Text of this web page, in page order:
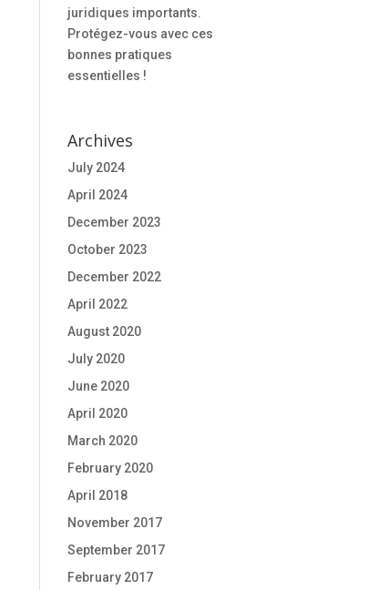
juridiques importants.
Protégez-vous avec ces
bonnes pratiques
essentielles !
Archives
July 2024
April 2024
December 2023
October 2023
December 2022
April 2022
August 2020
July 2020
June 2020
April 2020
March 2020
February 2020
April 2018
November 2017
September 2017
February 2017